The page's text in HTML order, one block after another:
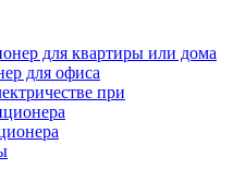
для квартиры или дома
для офиса
при